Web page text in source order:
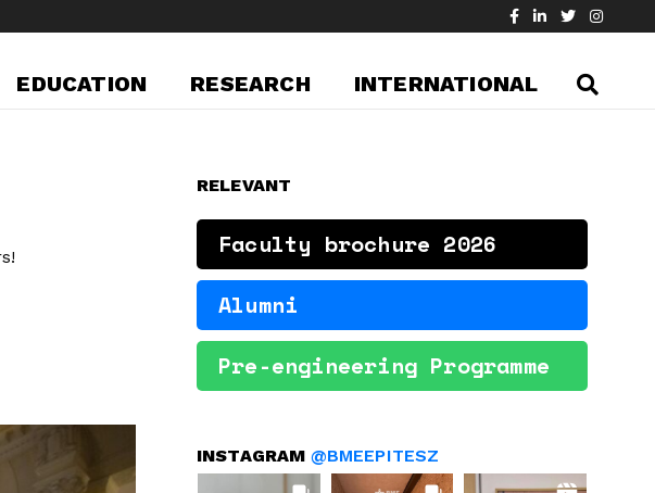
EDUCATION RESEARCH INTERNATIONAL
RELEVANT
Faculty brochure 2026
Alumni
Pre-engineering Programme
INSTAGRAM @BMEEPITESZ